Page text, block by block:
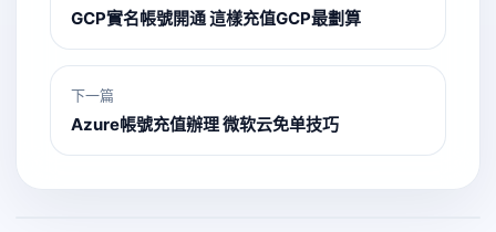
GCP實名帳號開通 這樣充值GCP最劃算
下一篇
Azure帳號充值辦理 微软云免单技巧